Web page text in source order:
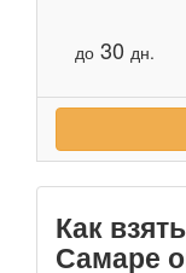
до 30 дн.
Как
Самаре